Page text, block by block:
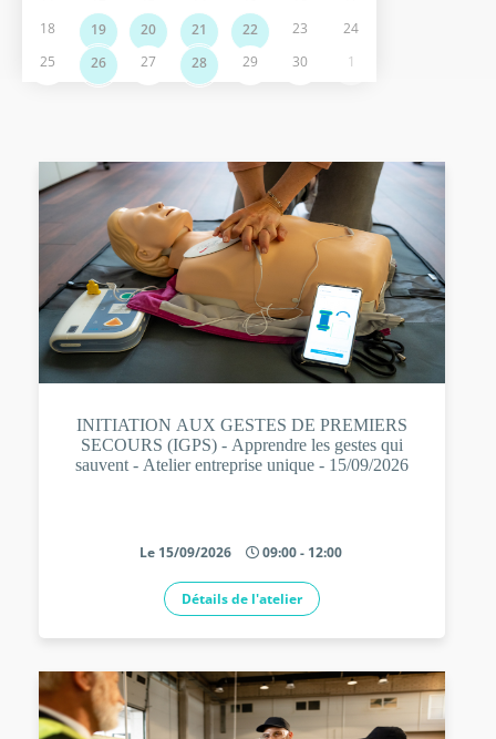
18
19 20 21 22 23
24
25
26 27 28 29 30 1
INITIATION AUX GESTES DE PREMIERS
SECOURS (IGPS) - Apprendre les gestes qui
sauvent - Atelier entreprise unique - 15/09/2026
Le 15/09/2026 09:00 - 12:00
Détails de l'atelier